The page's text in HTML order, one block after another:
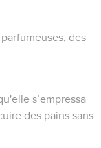
des
s’empressa
des pains sans